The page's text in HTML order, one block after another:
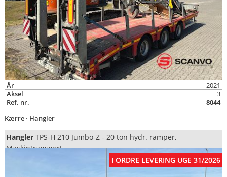
År
2021
Aksel
3
Ref. nr.
8044
Kærre· Hangler
HanglerTPS-H 210 Jumbo-Z - 20 ton hydr. ramper,
Maskintransport
I ORDRE LEVERING UGE 31/2026